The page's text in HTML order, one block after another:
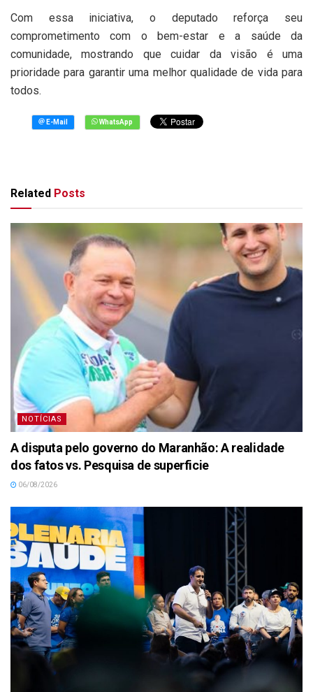
Com essa iniciativa, o deputado reforça seu
comprometimento com o bem-estar e a saúde da
comunidade, mostrando que cuidar da visão é uma
prioridade para garantir uma melhor qualidade de vida para
todos.
Related Posts
NOTÍCIAS
A disputa pelo governo do Maranhão: A realidade
dos fatos vs. Pesquisa de superficie
06/08/2026